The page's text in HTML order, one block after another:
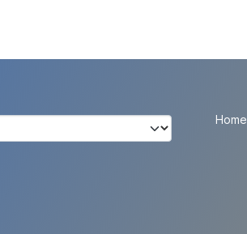
Home